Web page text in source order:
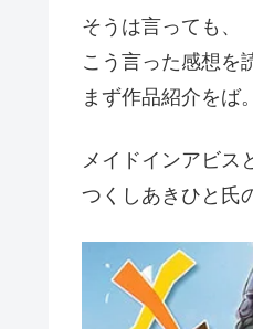
そうは言っても、
こう言った感想を
まず作品紹介をば。
メイドインアビス
つくしあきひと氏